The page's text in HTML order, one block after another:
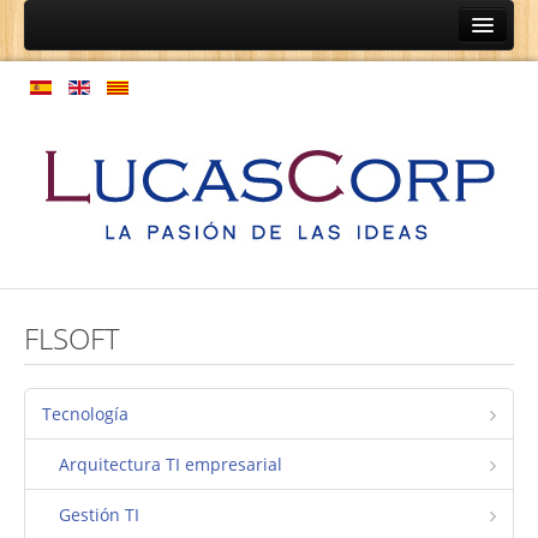
Inicio
Programas de coaching
Programas de orientación profesional
Empresas
Estructura laboral
Normativas
Mapa de procesos
FLSOFT
Tecnología
Arquitectura TI empresarial
Gestión TI